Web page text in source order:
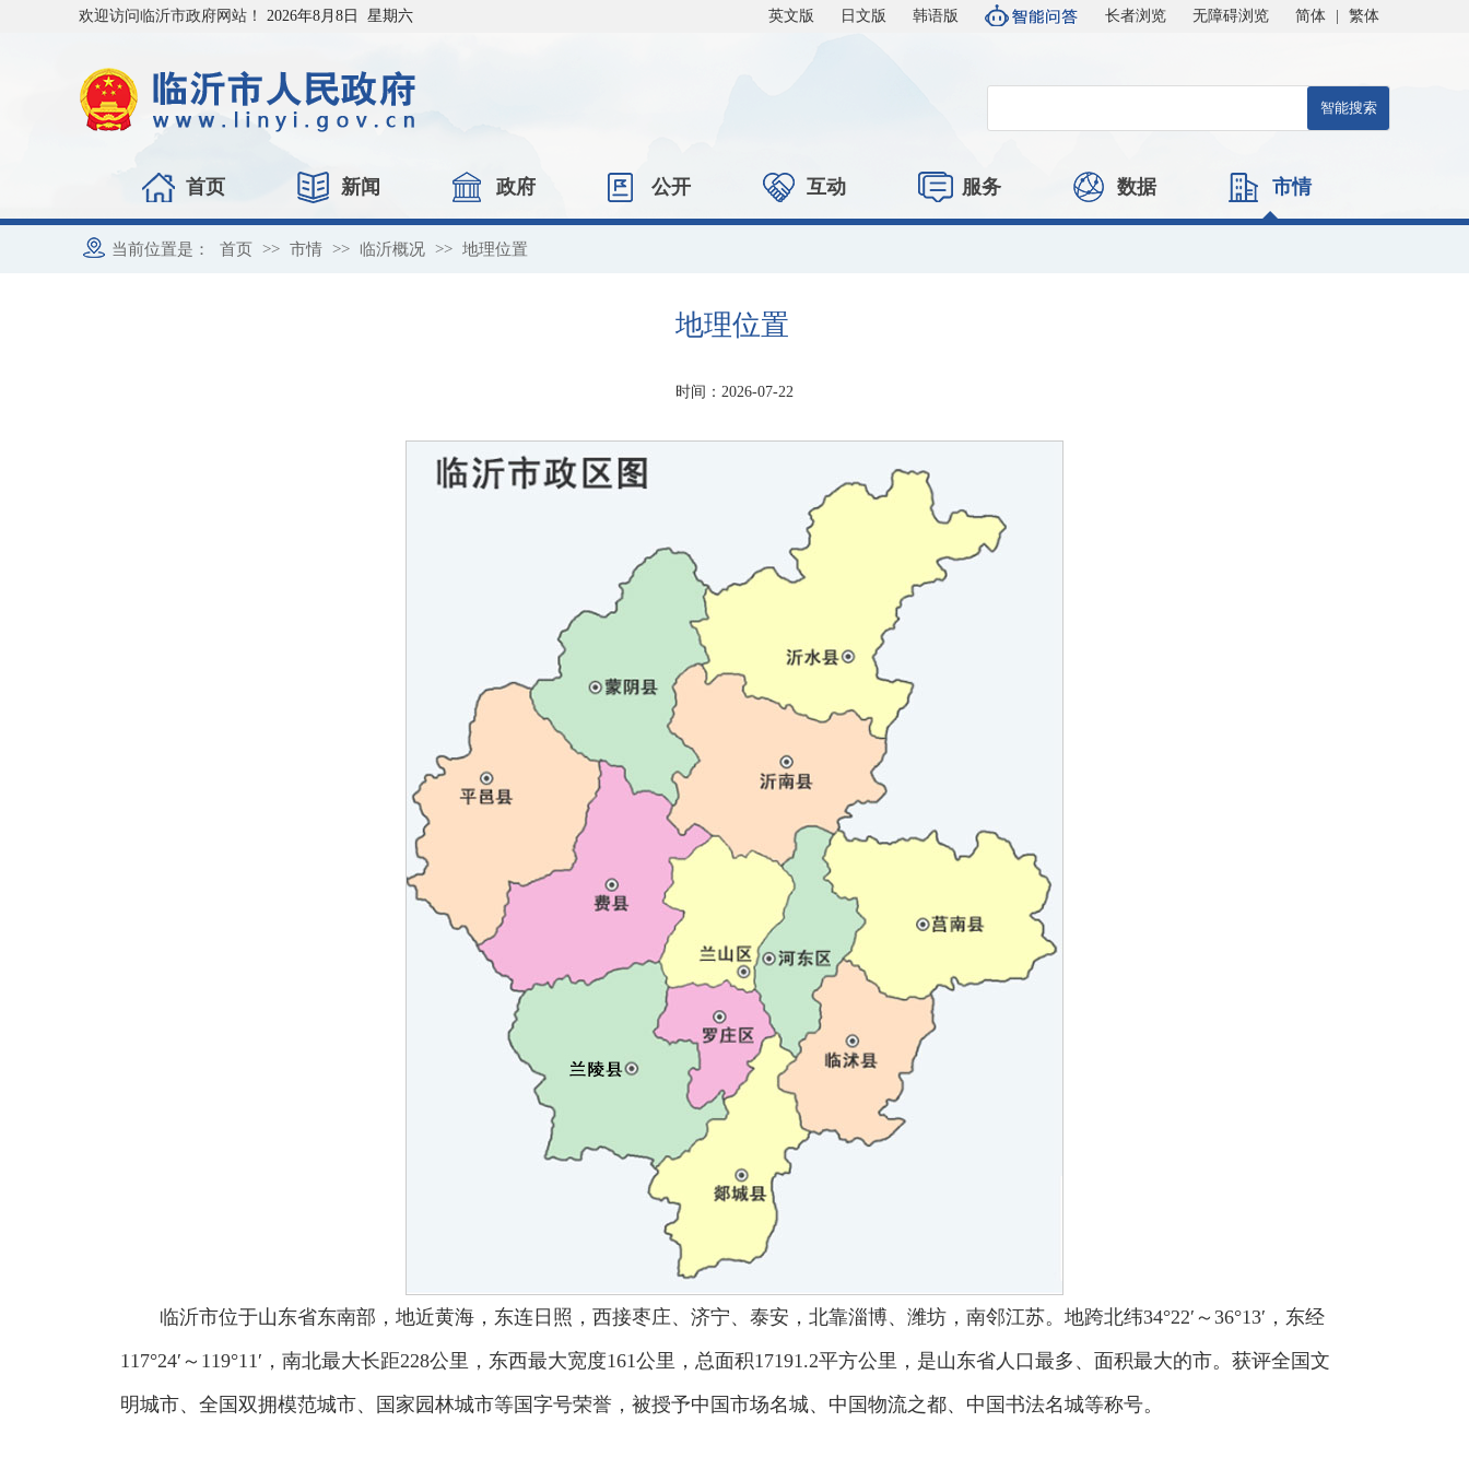
欢迎访问临沂市政府网站！ 2026年8月8日 星期六 英文版 日文版 韩语版 长者浏览 无障碍浏览 简体 繁体
首页 新闻 政府 公开 互动 服务 数据 市情
当前位置是： 首页 >> 市情 >> 临沂概况 >> 地理位置
地理位置
时间：2026-07-22
临沂市位于山东省东南部，地近黄海，东连日照，西接枣庄、济宁、泰安，北靠淄博、潍坊，南邻江苏。地跨北纬34°22′～36°13′，东经
117°24′～119°11′，南北最大长距228公里，东西最大宽度161公里，总面积17191.2平方公里，是山东省人口最多、面积最大的市。获评全国文
明城市、全国双拥模范城市、国家园林城市等国字号荣誉，被授予中国市场名城、中国物流之都、中国书法名城等称号。